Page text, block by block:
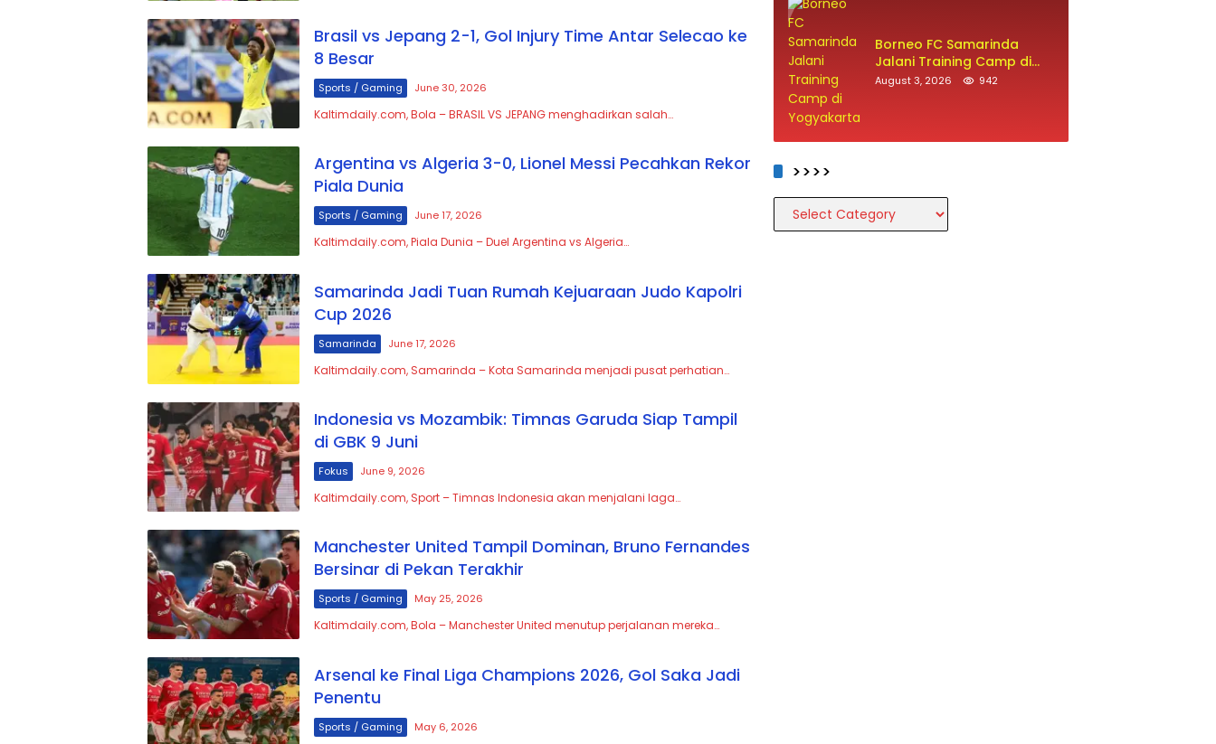
Brasil vs Jepang 2-1, Gol Injury Time Antar Selecao ke
8 Besar
Sports / Gaming June 30, 2026
Kaltimdaily.com, Bola – BRASIL VS JEPANG menghadirkan salah…
Argentina vs Algeria 3-0, Lionel Messi Pecahkan Rekor
Piala Dunia
Sports / Gaming June 17, 2026
Kaltimdaily.com, Piala Dunia – Duel Argentina vs Algeria…
Samarinda Jadi Tuan Rumah Kejuaraan Judo Kapolri
Cup 2026
Samarinda June 17, 2026
Kaltimdaily.com, Samarinda – Kota Samarinda menjadi pusat perhatian…
Indonesia vs Mozambik: Timnas Garuda Siap Tampil
di GBK 9 Juni
Fokus June 9, 2026
Kaltimdaily.com, Sport – Timnas Indonesia akan menjalani laga…
Manchester United Tampil Dominan, Bruno Fernandes
Bersinar di Pekan Terakhir
Sports / Gaming May 25, 2026
Kaltimdaily.com, Bola – Manchester United menutup perjalanan mereka…
Arsenal ke Final Liga Champions 2026, Gol Saka Jadi
Penentu
Sports / Gaming May 6, 2026
Borneo FC Samarinda
Jalani Training Camp di
Yogyakarta
August 3, 2026 942
>>>>
>>>>